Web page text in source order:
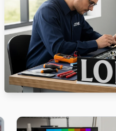
TV tamir sonrası kalite kontrolü
BGA ekipmanıyla geliyor;